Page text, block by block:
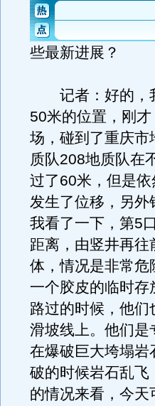
些最新进展？
记者：好的，我
50米的位置，刚
场，碰到了重庆市
质队208地质队在
过了60米，但是
发生了位移，另外
我看了一下，第5
距离，由竖井再
体，情况是非常危
一个胶皮的临时
路过的时候，他
滑坡线上。他们是
在爆破巨大垮塌岩
破的时候岩石乱飞
的情况来看，今